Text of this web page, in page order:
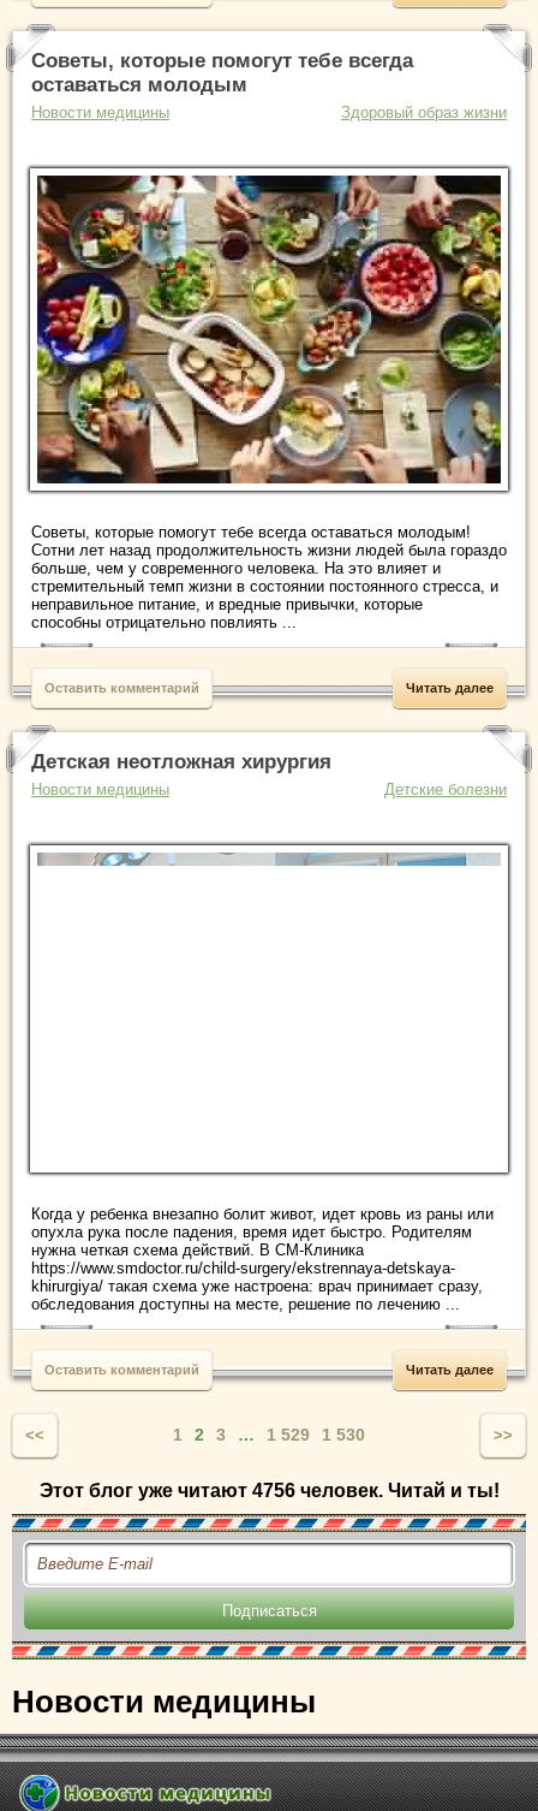
Советы, которые помогут тебе всегда
оставаться молодым
Новости медицины Здоровый образ жизни
Советы, которые помогут тебе всегда оставаться молодым!
Сотни лет назад продолжительность жизни людей была гораздо
больше, чем у современного человека. На это влияет и
стремительный темп жизни в состоянии постоянного стресса, и
неправильное питание, и вредные привычки, которые
способны отрицательно повлиять ...
Читать далее
Оставить комментарий
Детская неотложная хирургия
Новости медицины Детские болезни
Когда у ребенка внезапно болит живот, идет кровь из раны или
опухла рука после падения, время идет быстро. Родителям
нужна четкая схема действий. В СМ-Клиника
https://www.smdoctor.ru/child-surgery/ekstrennaya-detskaya-
khirurgiya/ такая схема уже настроена: врач принимает сразу,
обследования доступны на месте, решение по лечению ...
Читать далее
Оставить комментарий
<< 1 2 3 … 1 529 1 530 >>
Этот блог уже читают 4756 человек. Читай и ты!
Новости медицины